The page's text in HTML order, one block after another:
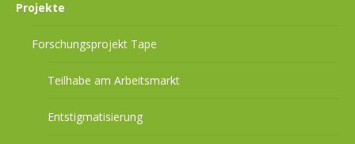
Projekte
Forschungsprojekt Tape
Teilhabe am Arbeitsmarkt
Entstigmatisierung